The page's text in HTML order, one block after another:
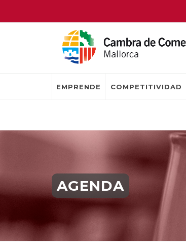
EMPRENDE COMPETITIVIDAD
AGENDA